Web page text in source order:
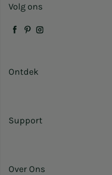
Volg ons
Facebook
Pinterest
Instagram
Ontdek
Support
Over Ons